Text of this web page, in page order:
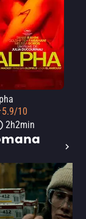
5.9/10
2h2min